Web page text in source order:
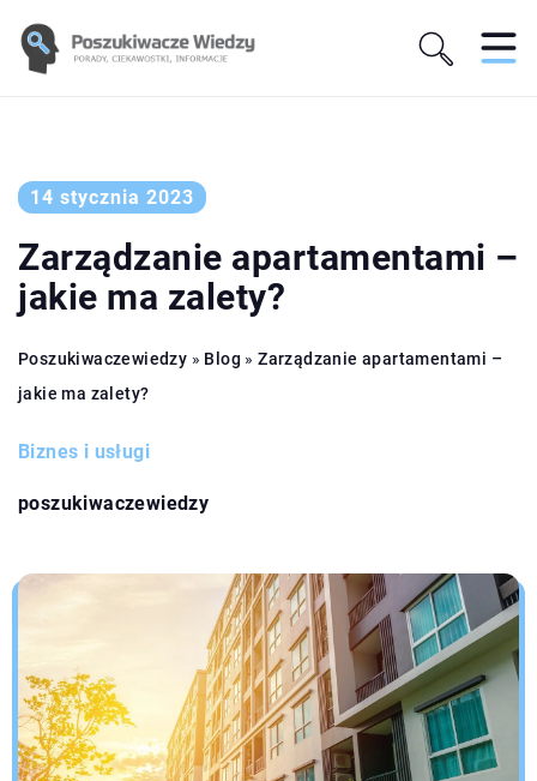
14 stycznia 2023
Zarządzanie apartamentami –
jakie ma zalety?
Poszukiwaczewiedzy » Blog »Zarządzanie apartamentami –
jakie ma zalety?
Biznes i usługi
poszukiwaczewiedzy